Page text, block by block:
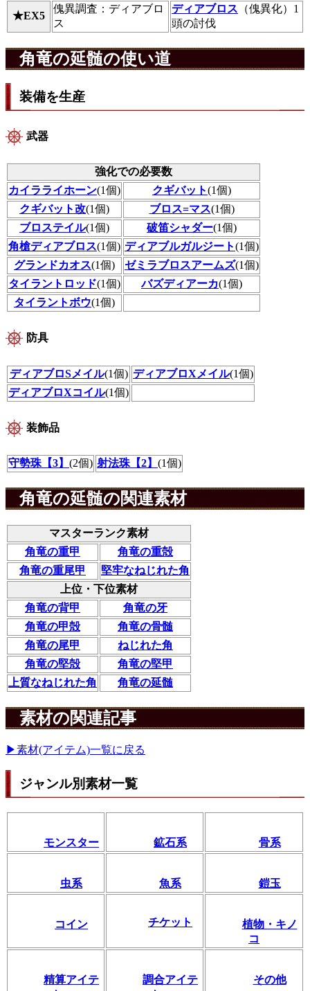
★EX5
傀異調査：ディアブロ
ス
ディアブロス （傀異化）1
頭の討伐
角竜の延髄の使い道
装備を生産
武器
強化での必要数
カイラライホーン(1個) クギバット(1個)
クギバット改(1個) ブロス=マス(1個)
ブロステイル(1個) 破笛シャダー(1個)
角槍ディアブロス(1個) ディアブルガルジート(1個)
グランドカオス(1個) ゼミラブロスアームズ(1個)
タイラントロッド(1個) バズディアーカ(1個)
タイラントボウ(1個)
防具
ディアブロSメイル(1個) ディアブロXメイル(1個)
ディアブロXコイル(1個)
装飾品
守勢珠【3】 (2個) 射法珠【2】 (1個)
角竜の延髄の関連素材
マスターランク素材
角竜の重甲
角竜の重殻
角竜の重尾甲
堅牢なねじれた角
上位・下位素材
角竜の背甲
角竜の牙
角竜の甲殻
角竜の骨髄
角竜の尾甲
ねじれた角
角竜の堅殻
角竜の堅甲
上質なねじれた角
角竜の延髄
素材の関連記事
▶素材(アイテム)一覧に戻る
ジャンル別素材一覧
モンスター 鉱石系 骨系
虫系 魚系 鎧玉
コイン チケット
植物・キノ
コ
精算アイテ
調合アイテ
その他